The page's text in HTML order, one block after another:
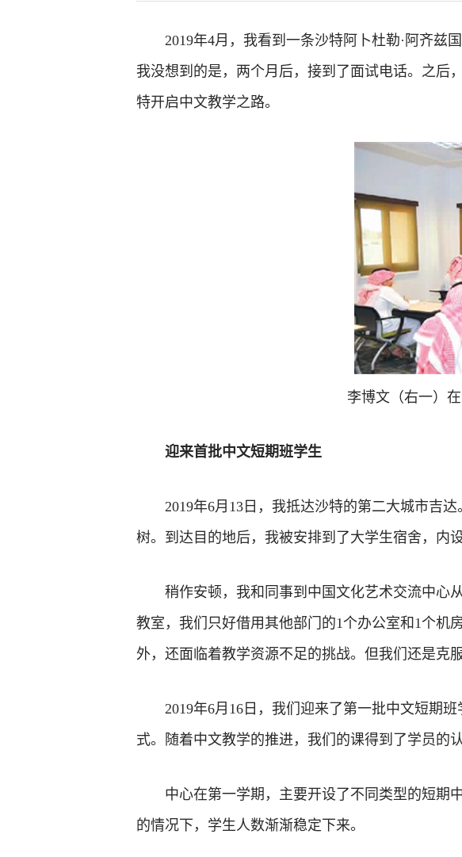
2019年4月，我看到一条沙特阿卜杜勒·阿齐兹
我没想到的是，两个月后，接到了面试电话。之后
特开启中文教学之路。
李博文（右一）
迎来首批中文短期班学生
2019年6月13日，我抵达沙特的第二大城市吉
树。到达目的地后，我被安排到了大学生宿舍，内
稍作安顿，我和同事到中国文化艺术交流中心
教室，我们只好借用其他部门的1个办公室和1个机
外，还面临着教学资源不足的挑战。但我们还是克
2019年6月16日，我们迎来了第一批中文短期
式。随着中文教学的推进，我们的课得到了学员的
中心在第一学期，主要开设了不同类型的短期
的情况下，学生人数渐渐稳定下来。